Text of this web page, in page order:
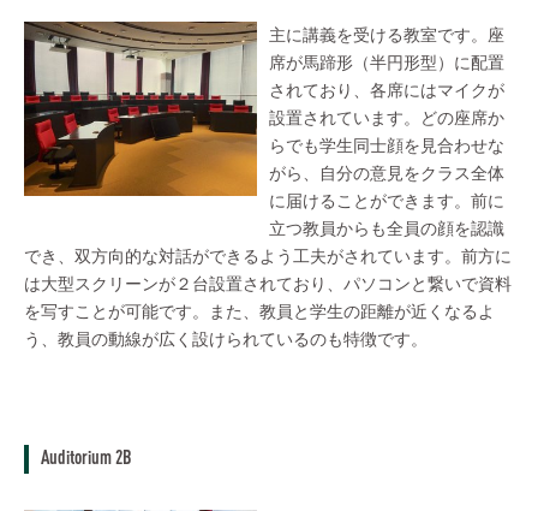
主に講義を受ける教室です。座
席が馬蹄形（半円形型）に配置
されており、各席にはマイクが
設置されています。どの座席か
らでも学生同士顔を見合わせな
がら、自分の意見をクラス全体
に届けることができます。前に
立つ教員からも全員の顔を認識
でき、双方向的な対話ができるよう工夫がされています。前方に
は大型スクリーンが２台設置されており、パソコンと繋いで資料
を写すことが可能です。また、教員と学生の距離が近くなるよ
う、教員の動線が広く設けられているのも特徴です。
Auditorium 2B